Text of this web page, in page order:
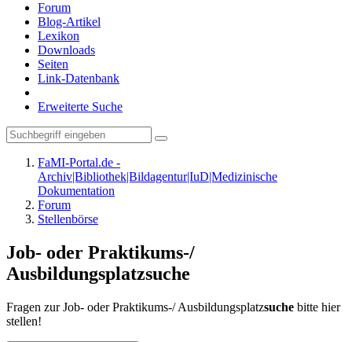
Forum
Blog-Artikel
Lexikon
Downloads
Seiten
Link-Datenbank
Erweiterte Suche
FaMI-Portal.de -
Archiv|Bibliothek|Bildagentur|IuD|Medizinische
Dokumentation
Forum
Stellenbörse
Job- oder Praktikums-/
Ausbildungsplatzsuche
Fragen zur Job- oder Praktikums-/ Ausbildungsplatzsuche bitte hier
stellen!